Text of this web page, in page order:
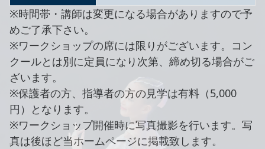
※時間帯・講師は変更になる場合がありますので予
めご了承下さい。
※ワークショップの席には限りがございます。コン
クールとは別に定員になり次第、締め切る場合がご
ざいます。
※保護者の方、指導者の方の見学は有料（5,000
円）となります。
※ワークショップ開催時に写真撮影を行います。写
真は後ほど当ホームページに掲載致します。